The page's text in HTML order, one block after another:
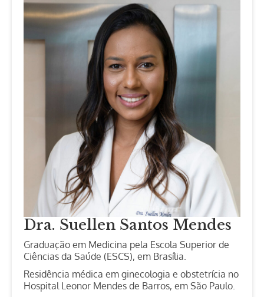
Dra. Suellen Santos Mendes
Graduação em Medicina pela Escola Superior de
Ciências da Saúde (ESCS), em Brasília.
Residência médica em ginecologia e obstetrícia no
Hospital Leonor Mendes de Barros, em São Paulo.